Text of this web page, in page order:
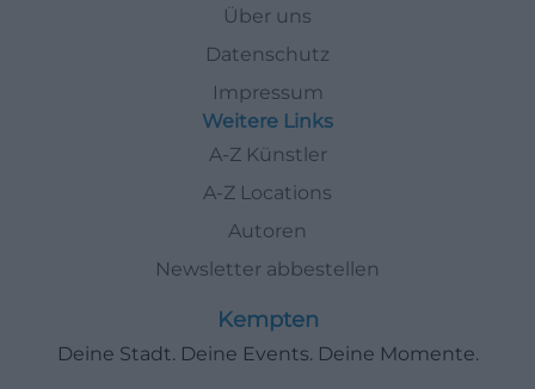
Über uns
Datenschutz
Impressum
Weitere Links
A-Z Künstler
A-Z Locations
Autoren
Newsletter abbestellen
Kempten
Deine Stadt. Deine Events. Deine Momente.